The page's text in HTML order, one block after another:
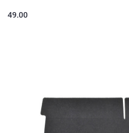
49.00